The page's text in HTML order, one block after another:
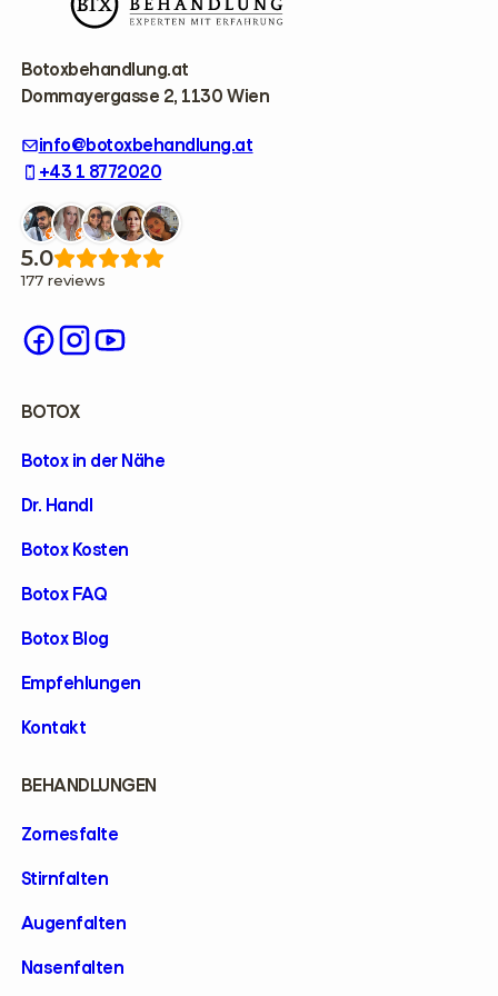
Botoxbehandlung.at
Dommayergasse 2, 1130 Wien
info@botoxbehandlung.at
+43 1 8772020
5.0
177 reviews
BOTOX
Botox in der Nähe
Dr. Handl
Botox Kosten
Botox FAQ
Botox Blog
Empfehlungen
Kontakt
BEHANDLUNGEN
Zornesfalte
Stirnfalten
Augenfalten
Nasenfalten